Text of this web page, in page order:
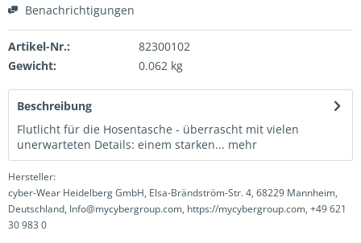
Benachrichtigungen
Artikel-Nr.:
82300102
Gewicht:
0.062 kg
Beschreibung
Flutlicht für die Hosentasche - überrascht mit vielen
unerwarteten Details: einem starken... mehr
Hersteller:
cyber-Wear Heidelberg GmbH, Elsa-Brändström-Str. 4, 68229 Mannheim,
Deutschland, Info@mycybergroup.com, https://mycybergroup.com, +49 621
30 983 0